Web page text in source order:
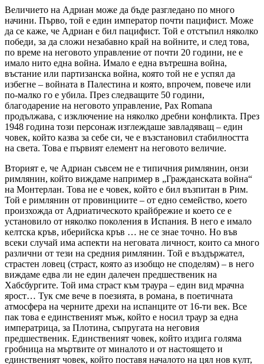
Величието на Адриан може да бъде разгледано по много
начини. Първо, той е един император почти пацифист. Може
да се каже, че Адриан е бил пацифист. Той е отстъпил няколко
победи, за да сложи незабавно край на войните, и след това,
по време на неговото управление от почти 20 години, не е
имало нито една война. Имало е една вътрешна война,
въстание или партизанска война, която той не е успял да
избегне – войната в Палестина и която, впрочем, повече или
по-малко го е убила. През следващите 50 години,
благодарение на неговото управление, Pax Romana
продължава, с изключение на няколко дребни конфликта. През
1948 година този персонаж изглеждаше завладяващ – един
човек, който казва за себе си, че е възстановил стабилността
на света. Това е първият елемент на неговото величие.
Вторият е, че Адриан съвсем не е типичния римлянин, онзи
римлянин, който виждаме например в „Гражданската война“
на Монтерлан. Това не е човек, който е бил възпитан в Рим.
Той е римлянин от провинциите – от едно семейство, което
произхожда от Адриатическото крайбрежие и което се е
установило от няколко поколения в Испания. В него е имало
келтска кръв, иберийска кръв … не се знае точно. Но във
всеки случай има аспекти на неговата личност, които са много
различни от тези на средния римлянин. Той е въздържател,
страстен ловец (страст, която аз изобщо не споделям) – в него
виждаме едва ли не един далечен предшественик на
Хабсбургите. Той има страст към траура – един вид мрачна
ярост… Тук сме вече в поезията, в романа, в поетичната
атмосфера на черните дрехи на испанците от 16-ти век. Все
пак това е единственият мъж, който е носил траур за една
императрица, за Плотина, съпругата на неговия
предшественик. Единственият човек, който издига голяма
гробница на мъртвите от миналото и от настоящето и
единственият човек, който поставя началото на цял нов култ,